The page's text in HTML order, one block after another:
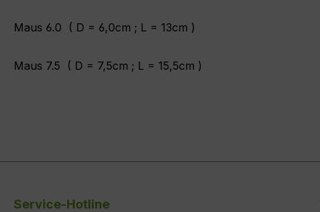
Maus 6.0 ( D = 6,0cm ; L = 13cm )
Maus 7.5 ( D = 7,5cm ; L = 15,5cm )
Service-Hotline